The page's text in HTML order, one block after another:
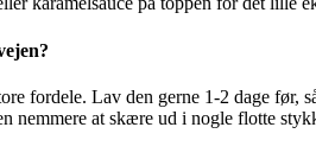
fordele. Lav den gerne 1-2 dage før,
nemmere at skære ud i nogle flotte